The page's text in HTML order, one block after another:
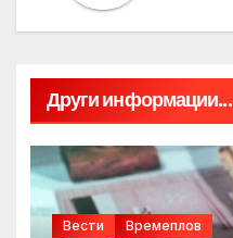
Други информации...
Вести Времеплов